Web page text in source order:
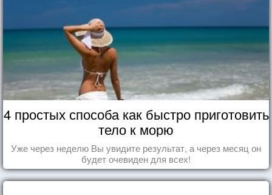
4 простых способа как быстро приготовить
тело к морю
Уже через неделю Вы увидите результат, а через месяц он
будет очевиден для всех!